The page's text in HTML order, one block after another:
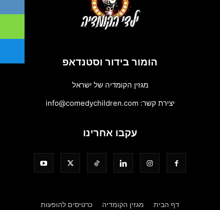
הומור בידור וסטנדאפ
מגזין הקומדיה של ישראל
יצירת קשר: info@comedychildren.com
עקבו אחרינו
דף הבית מגזין הקומדיה כרטיסים להופעות